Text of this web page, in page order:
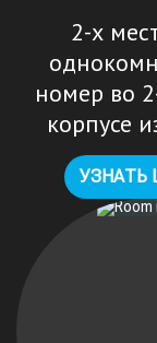
2-х
номер во
корпусе
УЗНАТЬ